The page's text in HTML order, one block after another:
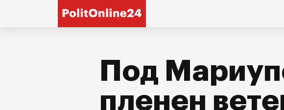
Под
пленен